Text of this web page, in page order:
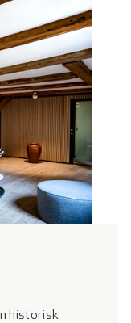
historisk